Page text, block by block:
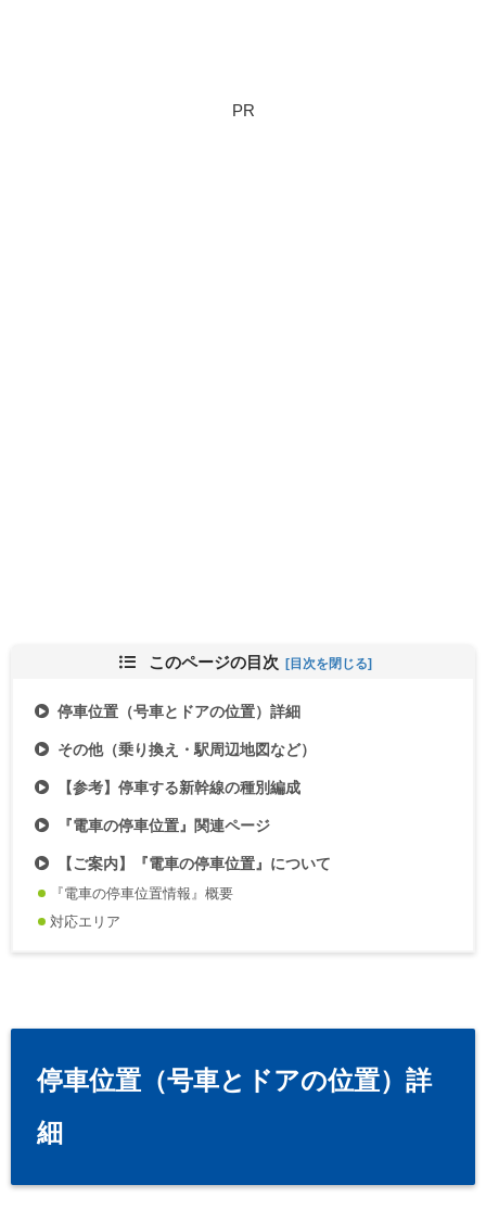
PR
このページの目次
停車位置（号車とドアの位置）詳細
その他（乗り換え・駅周辺地図など）
【参考】停車する新幹線の種別編成
『電車の停車位置』関連ページ
【ご案内】『電車の停車位置』について
『電車の停車位置情報』概要
対応エリア
停車位置（号車とドアの位置）詳
細